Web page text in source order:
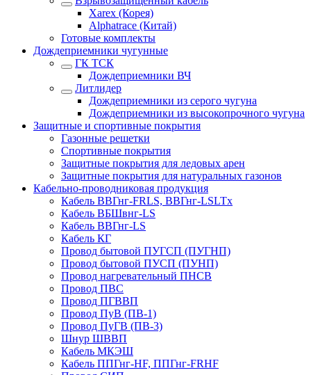
Xarex (Корея)
Alphatrace (Китай)
Готовые комплекты
Дождеприемники чугунные
ГК ТСК
Дождеприемники ВЧ
Литлидер
Дождеприемники из серого чугуна
Дождеприемники из высокопрочного чугуна
Защитные и спортивные покрытия
Газонные решетки
Спортивные покрытия
Защитные покрытия для ледовых арен
Защитные покрытия для натуральных газонов
Кабельно-проводниковая продукция
Кабель ВВГнг-FRLS, ВВГнг-LSLTx
Кабель ВБШвнг-LS
Кабель ВВГнг-LS
Кабель КГ
Провод бытовой ПУГСП (ПУГНП)
Провод бытовой ПУСП (ПУНП)
Провод нагревательный ПНСВ
Провод ПВС
Провод ПГВВП
Провод ПуВ (ПВ-1)
Провод ПуГВ (ПВ-3)
Шнур ШВВП
Кабель МКЭШ
Кабель ППГнг-HF, ППГнг-FRHF